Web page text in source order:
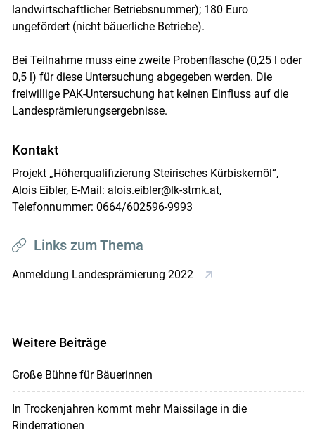
landwirtschaftlicher Betriebsnummer); 180 Euro
ungefördert (nicht bäuerliche Betriebe).
Bei Teilnahme muss eine zweite Probenflasche (0,25 l oder
0,5 l) für diese Untersuchung abgegeben werden. Die
freiwillige PAK-Untersuchung hat keinen Einfluss auf die
Landesprämierungsergebnisse.
Kontakt
Projekt „Höherqualifizierung Steirisches Kürbiskernöl“,
Alois Eibler, E-Mail: alois.eibler@lk-stmk.at,
Telefonnummer: 0664/602596-9993
Links zum Thema
Anmeldung Landesprämierung 2022
Weitere Beiträge
Große Bühne für Bäuerinnen
In Trockenjahren kommt mehr Maissilage in die
Rinderrationen